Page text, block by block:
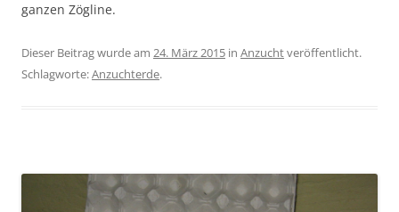
ganzen Zögline.
Dieser Beitrag wurde am 24. März 2015 in Anzuchtveröffentlicht.
Schlagworte:Anzuchterde.